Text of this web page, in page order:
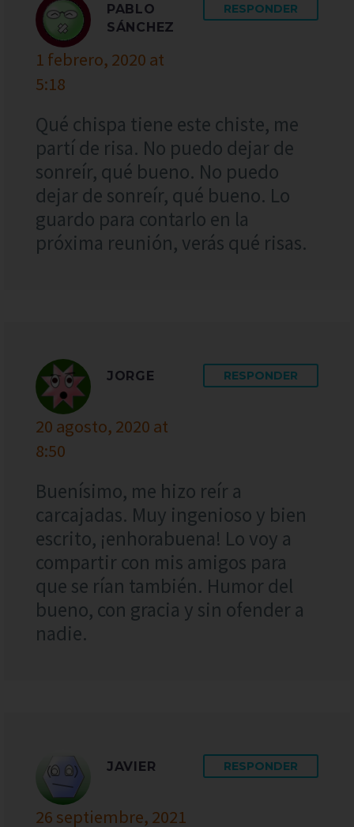
PABLO
SÁNCHEZ
1 febrero, 2020 at
5:18
RESPONDER
Qué chispa tiene este chiste, me
partí de risa. No puedo dejar de
sonreír, qué bueno. No puedo
dejar de sonreír, qué bueno. Lo
guardo para contarlo en la
próxima reunión, verás qué risas.
JORGE
20 agosto, 2020 at
8:50
RESPONDER
Buenísimo, me hizo reír a
carcajadas. Muy ingenioso y bien
escrito, ¡enhorabuena! Lo voy a
compartir con mis amigos para
que se rían también. Humor del
bueno, con gracia y sin ofender a
nadie.
JAVIER
26 septiembre, 2021
RESPONDER